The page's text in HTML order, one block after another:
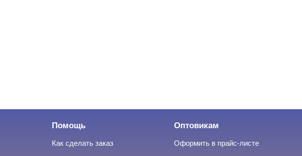
Помощь
Как сделать заказ
Оптовикам
Оформить в прайс-листе